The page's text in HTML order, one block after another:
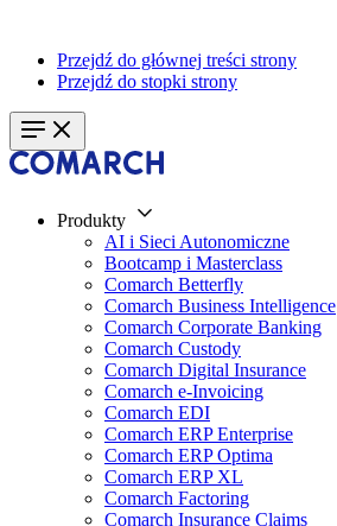
Przejdź do głównej treści strony
Przejdź do stopki strony
Produkty
AI i Sieci Autonomiczne
Bootcamp i Masterclass
Comarch Betterfly
Comarch Business Intelligence
Comarch Corporate Banking
Comarch Custody
Comarch Digital Insurance
Comarch e-Invoicing
Comarch EDI
Comarch ERP Enterprise
Comarch ERP Optima
Comarch ERP XL
Comarch Factoring
Comarch Insurance Claims